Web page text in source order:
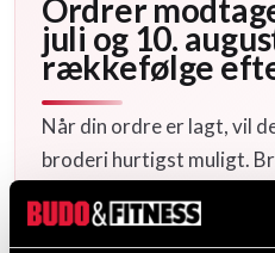
Ordrer
juli og 10.
rækkefølge
Når din ordre er lagt, vil
broderi hurtigst muligt.
kø og udføres i den
Du kan se den planlagte